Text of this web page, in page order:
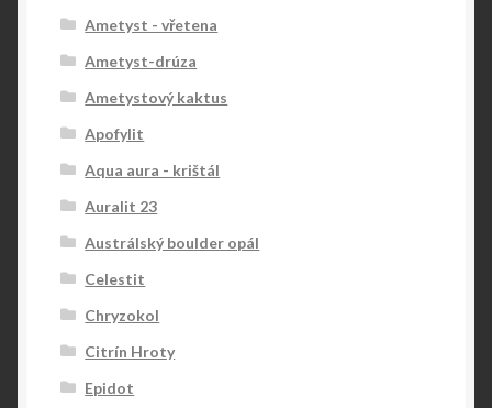
Ametyst - vřetena
Ametyst-drúza
Ametystový kaktus
Apofylit
Aqua aura - krištál
Auralit 23
Austrálský boulder opál
Celestit
Chryzokol
Citrín Hroty
Epidot